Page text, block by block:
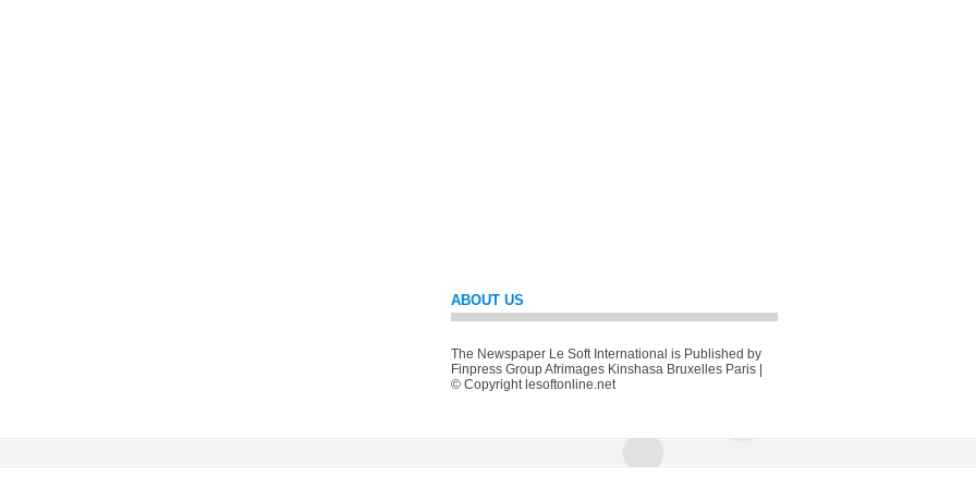
ABOUT US
The Newspaper Le Soft International is Published by
Finpress Group Afrimages Kinshasa Bruxelles Paris |
© Copyright lesoftonline.net